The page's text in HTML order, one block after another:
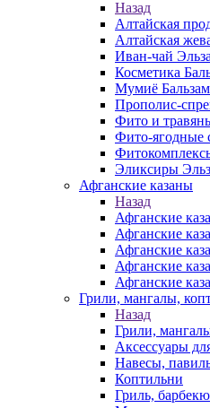
Назад
Алтайская
Алтайская
Иван-чай
Косметика
Мумиё
Прополис-
Фито и
Фито-ягодные
Эликсиры
Афганские казаны
Назад
Афганские
Афганские
Афганские
Афганские
Афганские
Грили, мангалы,
Назад
Грили,
Аксессуары
Навесы,
Коптильни
Гриль, барбекю